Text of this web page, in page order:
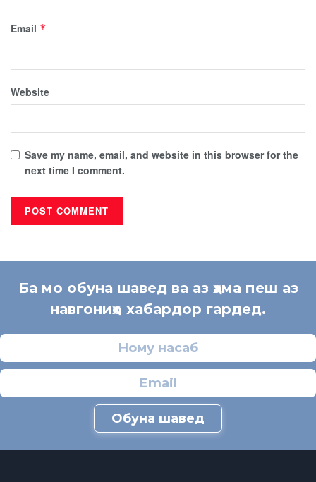
Email *
Website
Save my name, email, and website in this browser for the
next time I comment.
Ба мо обуна шавед ва аз ҳама пеш аз
навгониҳо хабардор гардед.
Обуна шавед